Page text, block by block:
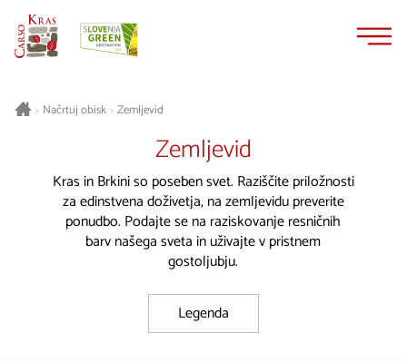
> Načrtuj obisk> Zemljevid
Zemljevid
Kras in Brkini so poseben svet. Raziščite priložnosti
za edinstvena doživetja, na zemljevidu preverite
ponudbo. Podajte se na raziskovanje resničnih
barv našega sveta in uživajte v pristnem
gostoljubju.
Legenda